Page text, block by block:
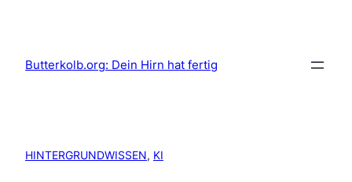
Butterkolb.org: Dein Hirn hat fertig
HINTERGRUNDWISSEN, KI